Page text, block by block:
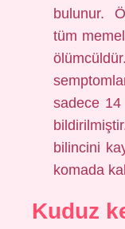
bulunur.
tüm
sadece 14
bilincini
komada
Kuduz